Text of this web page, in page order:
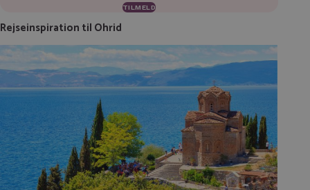
Rejseinspiration til Ohrid